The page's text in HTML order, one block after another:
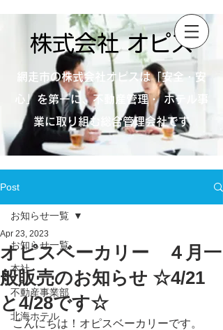
株式会社 オピス
網走市の株式会社オピスは「安全・安
心」を第一に、不動産管理・ ホテル事
業に取り組む総合管理会社です
Post
お知らせ一覧
本社
不動産事業部
北海ホテル
お知らせ一覧
オピスベーカリー ４月一
般販売のお知らせ ☆4/21
と4/28です☆
Apr 23, 2023
こんにちは！オピスベーカリーです。